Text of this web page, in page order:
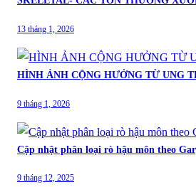
13 tháng 1, 2026
HÌNH ẢNH CỘNG HƯỞNG TỪ UNG
9 tháng 1, 2026
Cập nhật phân loại rò hậu môn theo
9 tháng 12, 2025